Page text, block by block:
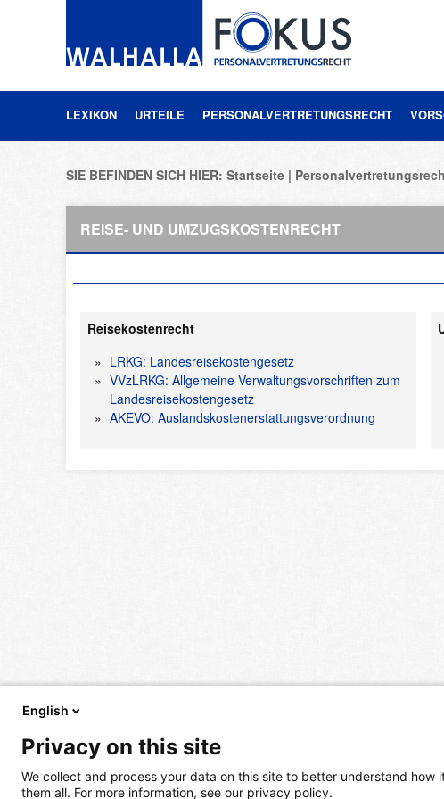
LEXIKON URTEILE PERSONALVERTRETUNGSRECHT
SIE BEFINDEN SICH HIER: Startseite
REISE- UND UMZUGSKOSTENRECHT
Reisekostenrecht
LRKG: Landesreisekostengesetz
VVzLRKG: Allgemeine Verwaltungsvorschriften zum
Landesreisekostengesetz
AKEVO: Auslandskostenerstattungsverordnung
English
Privacy on this site
We collect and process your data on this site to better understand
them all. For more information, see our privacy policy.